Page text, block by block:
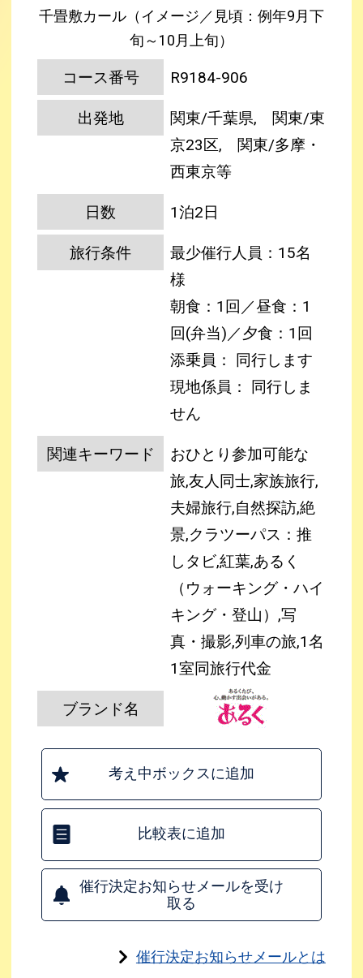
千畳敷カール（イメージ／見頃：例年9月下
旬～10月上旬）
コース番号 R9184-906
出発地
関東/千葉県, 関東/東
京23区, 関東/多摩・
西東京等
日数 1泊2日
旅行条件
最少催行人員：15名
様
朝食：1回／昼食：1
回(弁当)／夕食：1回
添乗員： 同行します
現地係員： 同行しま
せん
関連キーワード
おひとり参加可能な
旅,友人同士,家族旅行,
夫婦旅行,自然探訪,絶
景,クラツーパス：推
しタビ,紅葉,あるく
（ウォーキング・ハイ
キング・登山）,写
真・撮影,列車の旅,1名
1室同旅行代金
ブランド名
考え中ボックスに追加
比較表に追加
催行決定お知らせメールを受け
取る
催行決定お知らせメールとは